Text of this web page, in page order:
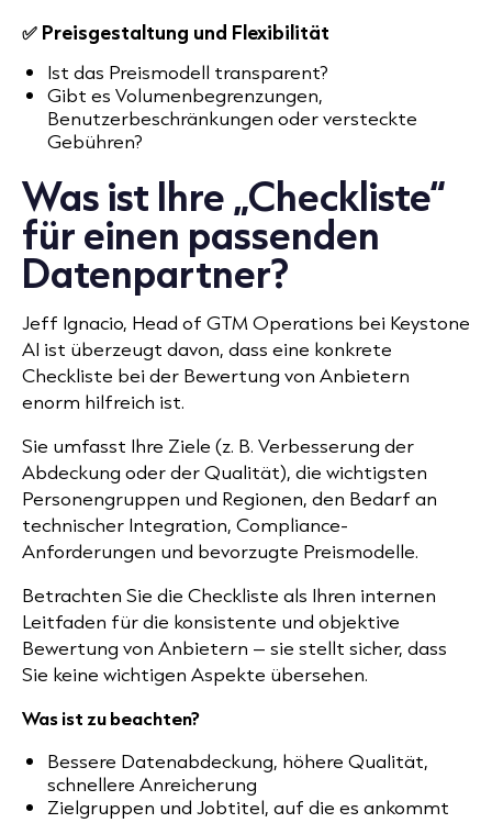
✅ Preisgestaltung und Flexibilität
Ist das Preismodell transparent?
Gibt es Volumenbegrenzungen,
Benutzerbeschränkungen oder versteckte
Gebühren?
Was ist Ihre „Checkliste“
für einen passenden
Datenpartner?
Jeff Ignacio, Head of GTM Operations bei Keystone
AI ist überzeugt davon, dass eine konkrete
Checkliste bei der Bewertung von Anbietern
enorm hilfreich ist.
Sie umfasst Ihre Ziele (z. B. Verbesserung der
Abdeckung oder der Qualität), die wichtigsten
Personengruppen und Regionen, den Bedarf an
technischer Integration, Compliance-
Anforderungen und bevorzugte Preismodelle.
Betrachten Sie die Checkliste als Ihren internen
Leitfaden für die konsistente und objektive
Bewertung von Anbietern – sie stellt sicher, dass
Sie keine wichtigen Aspekte übersehen.
Was ist zu beachten?
Bessere Datenabdeckung, höhere Qualität,
schnellere Anreicherung
Zielgruppen und Jobtitel, auf die es ankommt